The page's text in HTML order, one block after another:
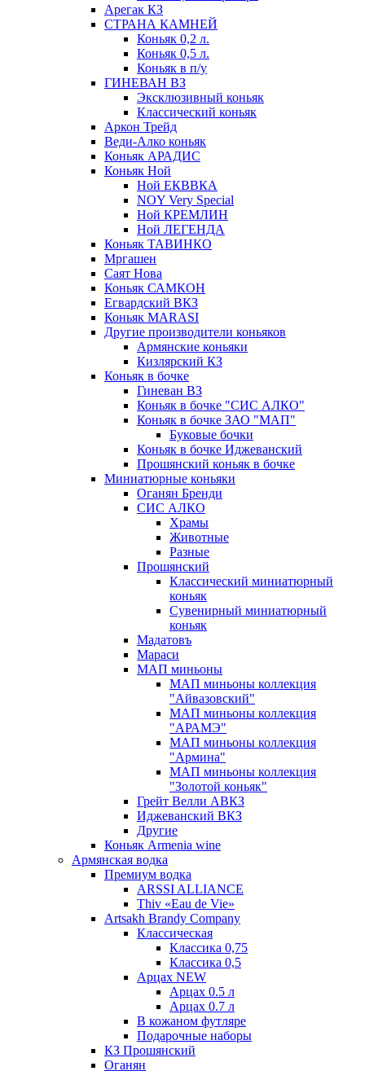
Арегак КЗ
СТРАНА КАМНЕЙ
Коньяк 0,2 л.
Коньяк 0,5 л.
Коньяк в п/у
ГИНЕВАН ВЗ
Эксклюзивный коньяк
Классический коньяк
Аркон Трейд
Веди-Алко коньяк
Коньяк АРАДИС
Коньяк Ной
Ной ЕКВВКА
NOY Very Special
Ной КРЕМЛИН
Ной ЛЕГЕНДА
Коньяк ТАВИНКО
Мргашен
Саят Нова
Коньяк САМКОН
Егвардский ВКЗ
Коньяк MARASI
Другие производители коньяков
Армянские коньяки
Кизлярский КЗ
Коньяк в бочке
Гиневан ВЗ
Коньяк в бочке "СИС АЛКО"
Коньяк в бочке ЗАО "МАП"
Буковые бочки
Коньяк в бочке Иджеванский
Прошянский коньяк в бочке
Миниатюрные коньяки
Оганян Бренди
СИС АЛКО
Храмы
Животные
Разные
Прошянский
Классический миниатюрный
коньяк
Сувенирный миниатюрный
коньяк
Мадатовъ
Мараси
МАП миньоны
МАП миньоны коллекция
"Айвазовский"
МАП миньоны коллекция
"АРАМЭ"
МАП миньоны коллекция
"Армина"
МАП миньоны коллекция
"Золотой коньяк"
Грейт Велли АВКЗ
Иджеванский ВКЗ
Другие
Коньяк Armenia wine
Армянская водка
Премиум водка
ARSSI ALLIANCE
Thiv «Eau de Vie»
Artsakh Brandy Company
Классическая
Классика 0,75
Классика 0,5
Арцах NEW
Арцах 0.5 л
Арцах 0.7 л
В кожаном футляре
Подарочные наборы
КЗ Прошянский
Оганян